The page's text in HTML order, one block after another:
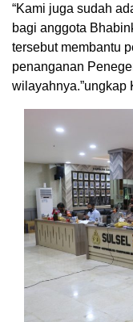
“Kami juga sudah
bagi anggota
tersebut membantu
penanganan
wilayahnya.”ungkap